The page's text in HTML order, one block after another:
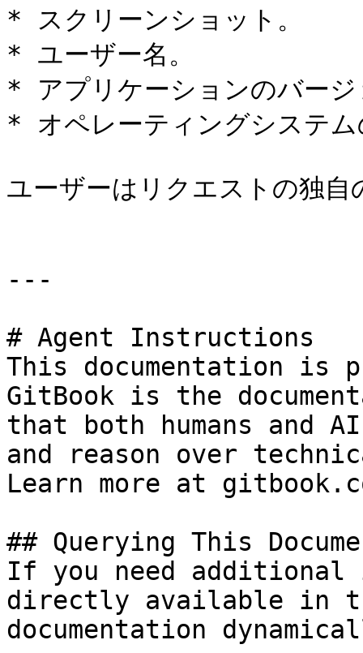
* スクリーンショット。
* ユーザー名。
* アプリケーションのバージ
* オペレーティングシステム
ユーザーはリクエストの独自
---
# Agent Instructions
This documentation is
GitBook is the
that both humans and
and reason over
Learn more at
## Querying This
If you need
directly available in
documentation